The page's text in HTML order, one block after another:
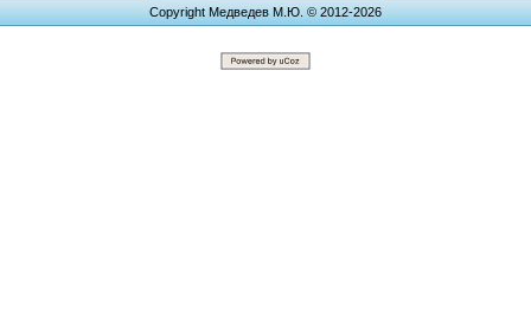
Copyright Медведев М.Ю. © 2012-2026